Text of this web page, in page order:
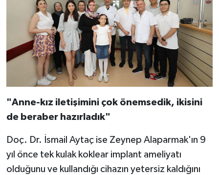
"Anne-kız iletişimini çok önemsedik, ikisini
de beraber hazırladık"
Doç. Dr. İsmail Aytaç ise Zeynep Alaparmak'ın 9
yıl önce tek kulak koklear implant ameliyatı
olduğunu ve kullandığı cihazın yetersiz kaldığını